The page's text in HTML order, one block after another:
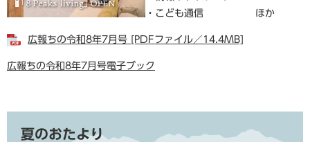
・こども通信 ほか
広報ちの令和8年7月号 [PDFファイル／14.4MB]
広報ちの令和8年7月号電子ブック
夏のおたより